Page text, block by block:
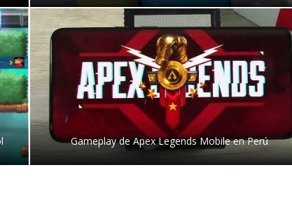
Gameplay de Apex Legends Mobile en Perú